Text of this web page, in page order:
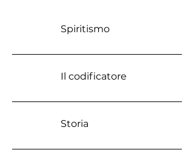
Spiritismo
Il codificatore
Storia